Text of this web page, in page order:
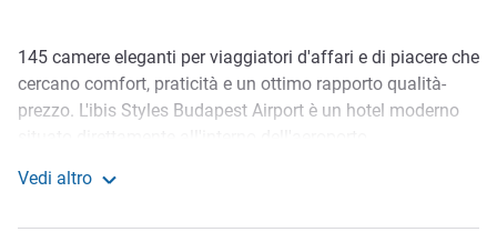
Descrizione
145 camere eleganti per viaggiatori d'affari e di piacere che
cercano comfort, praticità e un ottimo rapporto qualità-
prezzo. L'ibis Styles Budapest Airport è un hotel moderno
piedi dal Terminal 2. Perfetto per brevi soggiorni, con facile
Vedi altro